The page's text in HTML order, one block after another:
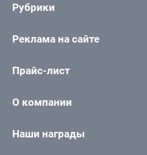
Рубрики
Реклама на сайте
Прайс-лист
О компании
Наши награды